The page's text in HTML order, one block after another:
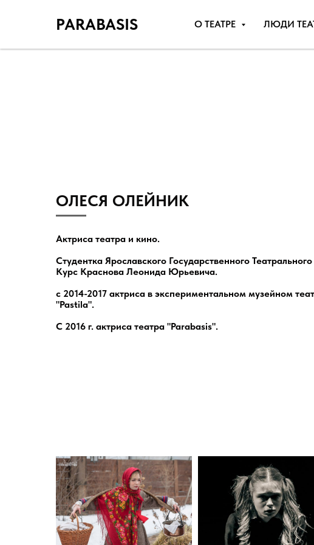
PARABASIS О ТЕАТРЕ ЛЮДИ
ОЛЕСЯ ОЛЕЙНИК
Актриса театра и кино.
Студентка Ярославского Государственного
Курс Краснова Леонида Юрьевича.
с 2014-2017 актриса в экспериментальном музейном
"Pastila".
С 2016 г. актриса театра "Parabasis".